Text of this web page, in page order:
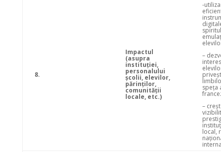
8.
Impactul
(asupra
instituţiei,
personalului
şcolii, elevilor,
părinţilor,
comunităţii
locale, etc.)
-
–
speţa
–
local,